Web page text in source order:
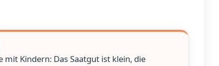
Kindern: Das Saatgut ist klein, die